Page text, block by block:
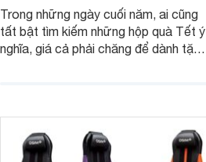
Trong những ngày cuối năm, ai cũng
tất bật tìm kiếm những hộp quà Tết ý
nghĩa, giá cả phải chăng để dành tặng
- 500k đẹp mắt nhé.